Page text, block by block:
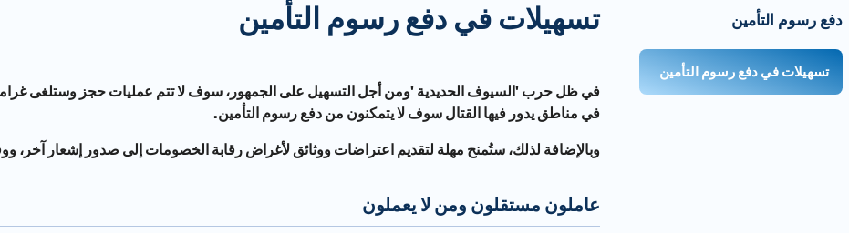
دفع رسوم التأمين
تسهيلات في دفع رسوم التأمين
تسهيلات في دفع رسوم التأمين
في ظل حرب ' السيوف الحديدية 'ومن أجل التسهيل على الجمهور، سوف لا تتم عمليات حجز وستلغى
في مناطق يدور فيها القتال سوف لا يتمكنون من دفع رسوم التأمين.
وبالإضافة لذلك، ستُمنح مهلة لتقديم اعتراضات ووثائق لأغراض رقابة الخصومات إلى صدور إشعار آخر،
عاملون مستقلون ومن لا يعملون